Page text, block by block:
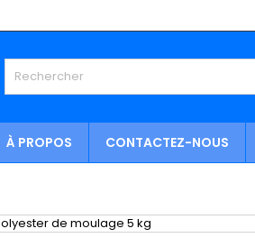
À PROPOS CONTACTEZ-NOUS